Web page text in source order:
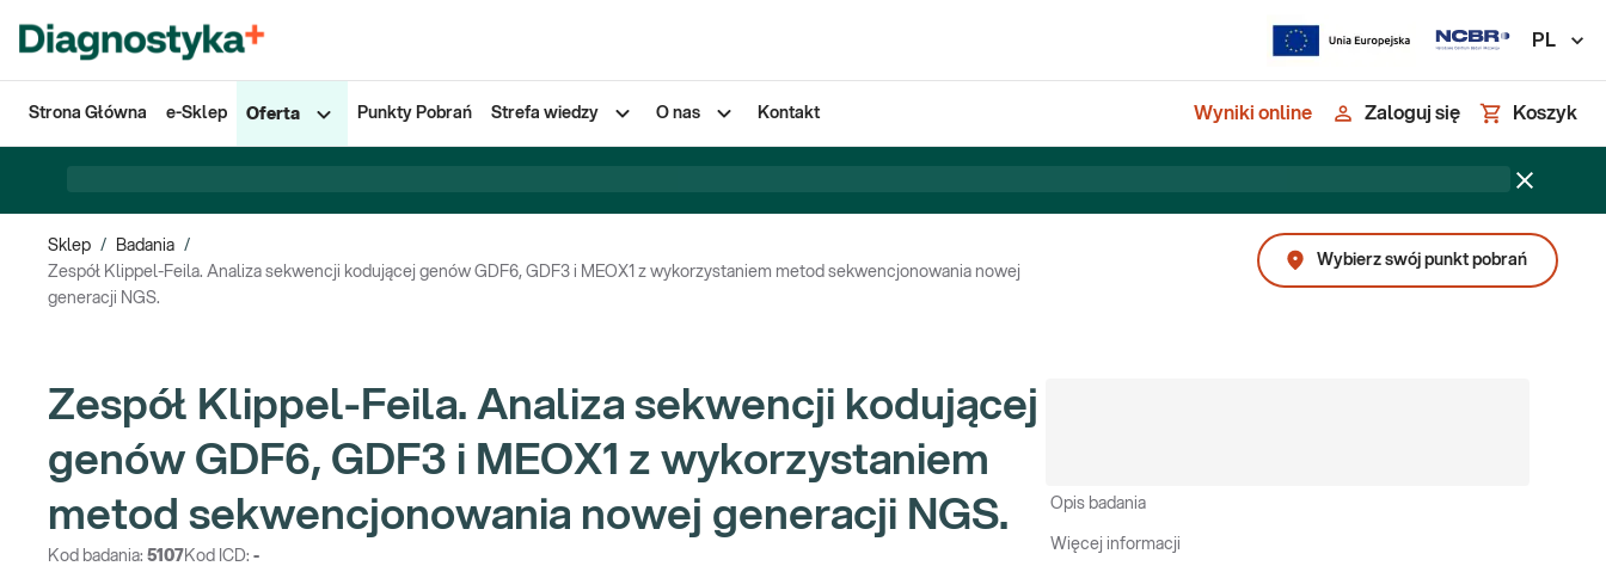
PL
Strona Główna e-Sklep Oferta Punkty Pobrań Strefa wiedzy O nas Kontakt Wyniki online Zaloguj się Koszyk
Sklep / Badania /
Zespół Klippel-Feila. Analiza sekwencji kodującej genów GDF6, GDF3 i MEOX1 z wykorzystaniem metod sekwencjonowania nowej
generacji NGS.
Wybierz swój punkt pobrań
Zespół Klippel-Feila. Analiza sekwencji kodującej
genów GDF6, GDF3 i MEOX1 z wykorzystaniem
metod sekwencjonowania nowej generacji NGS.
Kod badania: 5107 Kod ICD: -
Opis badania
Więcej informacji